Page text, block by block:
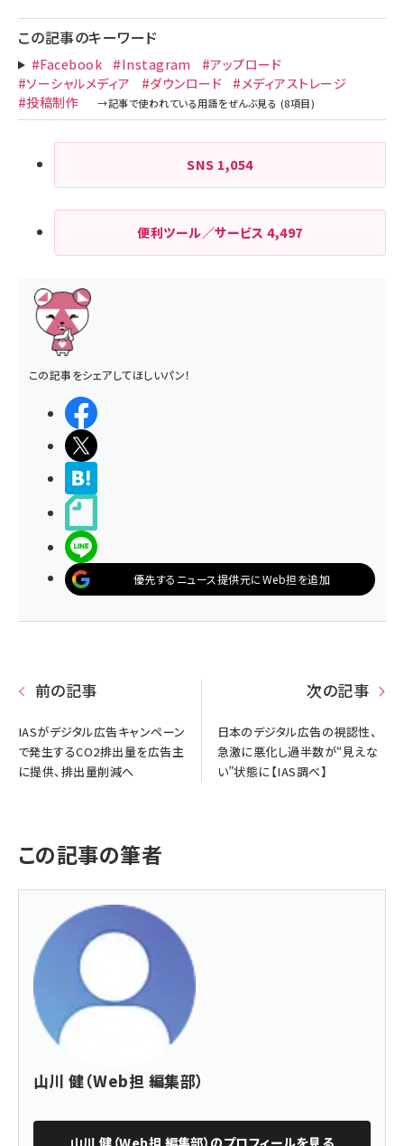
この記事のキーワード
#Facebook #Instagram
#アップロード
#ソーシャルメディア
#ダウンロード
#メディアストレージ
#投稿制作
SNS 1,054
便利ツール／サービス4,497
この記事をシェアしてほしいパン！
優先するニュース提供元にWeb担を追加
前の記事
IASがデジタル広告キャンペーン
で発生するCO2排出量を広告主
に提供、排出量削減へ
次の記事
日本のデジタル広告の視認性、
急激に悪化し過半数が“見えな
い”状態に【IAS調べ】
この記事の筆者
山川 健（Web担 編集部）